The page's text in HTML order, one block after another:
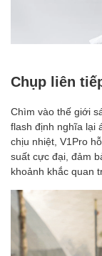
Chụp liên
Chìm vào thế giới
flash định nghĩa lại
chịu nhiệt, V1Pro
suất cực đại, đảm
khoảnh khắc quan